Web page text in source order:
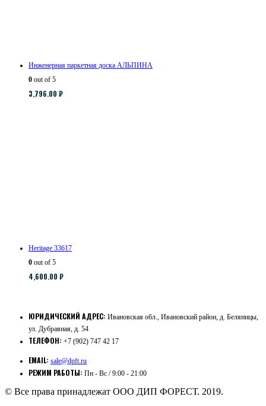
Инженерная паркетная доска АЛЬПИНА
0 out of 5
3,796.00 ₽
Heritage 33617
0 out of 5
4,600.00 ₽
ЮРИДИЧЕСКИЙ АДРЕС: Ивановская обл., Ивановский район, д. Беляницы,
ул. Дубравная, д. 54
ТЕЛЕФОН: +7 (902) 747 42 17
EMAIL: sale@dpft.ru
РЕЖИМ РАБОТЫ: Пн - Вс / 9:00 - 21:00
© Все права принадлежат ООО ДИП ФОРЕСТ. 2019.